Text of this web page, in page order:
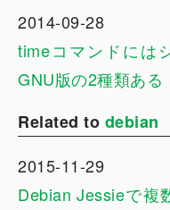
2014-09-28
timeコマンドには
GNU版の2種類ある
Related to debian
2015-11-29
Debian Jessieで複